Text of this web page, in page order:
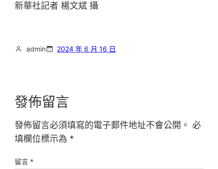
新華社記者 楊文斌 攝
admin 2024 年 6 月 16 日
發佈留言
發佈留言必須填寫的電子郵件地址不會公開。 必
填欄位標示為 *
留言 *